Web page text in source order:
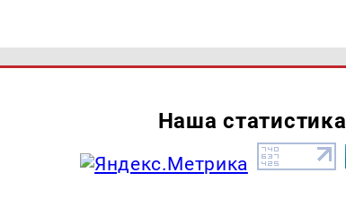
Наша статистика